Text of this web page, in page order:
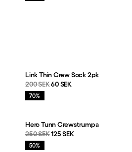
Link Thin Crew Sock 2pk
Originalpris:
200 SEKReapris
60 SEK
Rea:
70%
Hero Tunn Crewstrumpa
Originalpris:
250 SEKReapris:
125 SEK
Rea:
50%